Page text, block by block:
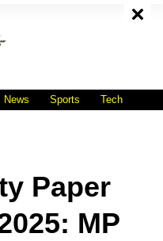
News Sports Tech
Paper
MP